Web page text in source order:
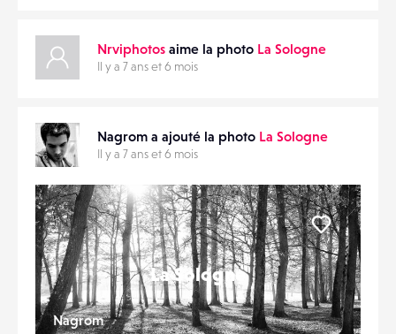
Nrviphotos aime la photo La Sologne
Il y a 7 ans et 6 mois
Nagrom a ajouté la photo La Sologne
Il y a 7 ans et 6 mois
La Sologne
Nagrom
Liker